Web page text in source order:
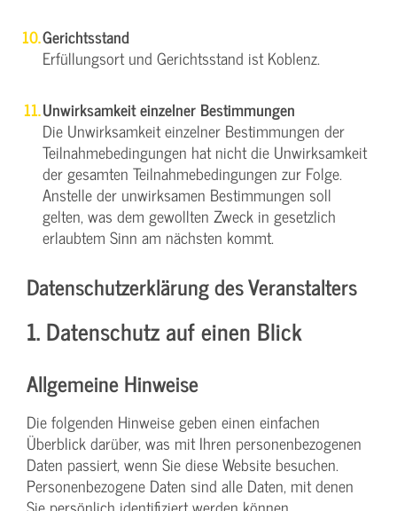
Gerichtsstand
Erfüllungsort und Gerichtsstand ist Koblenz.
Unwirksamkeit einzelner Bestimmungen
Die Unwirksamkeit einzelner Bestimmungen der
Teilnahmebedingungen hat nicht die Unwirksamkeit
der gesamten Teilnahmebedingungen zur Folge.
Anstelle der unwirksamen Bestimmungen soll
gelten, was dem gewollten Zweck in gesetzlich
erlaubtem Sinn am nächsten kommt.
Datenschutzerklärung des Veranstalters
1. Datenschutz auf einen Blick
Allgemeine Hinweise
Die folgenden Hinweise geben einen einfachen
Überblick darüber, was mit Ihren personenbezogenen
Daten passiert, wenn Sie diese Website besuchen.
Personenbezogene Daten sind alle Daten, mit denen